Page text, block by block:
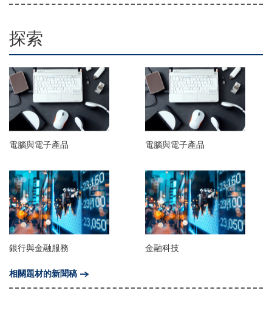
探索
電腦與電子產品 電腦與電子產品
銀行與金融服務
金融科技
相關題材的新聞稿